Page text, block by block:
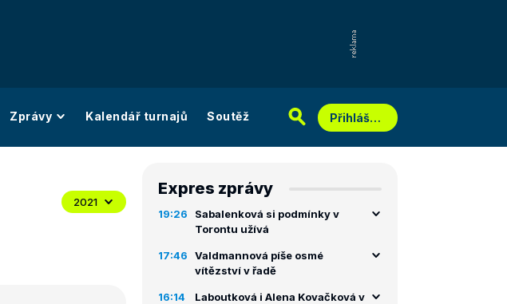
Zprávy Kalendář turnajů Soutěž Přihlášení
2021
Expres zprávy
19:26
Sabalenková si podmínky v
Torontu užívá
17:46
Valdmannová píše osmé
vítězství v řadě
16:14
Laboutková i Alena Kovačková v